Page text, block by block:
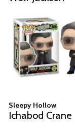
Sleepy Hollow
Ichabod Crane